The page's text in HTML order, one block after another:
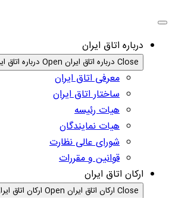
درباره اتاق ایران
Close درباره اتاق ایران Open درباره اتاق ایران
معرفی اتاق ایران
ساختار اتاق ایران
هیات رئیسه
هیات نمایندگان
شورای عالی نظارت
قوانین و مقررات
ارکان اتاق ایران
Close ارکان اتاق ایران Open ارکان اتاق ایران